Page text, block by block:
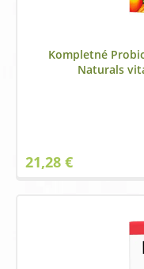
Kompletné
Naturals
21,28 €